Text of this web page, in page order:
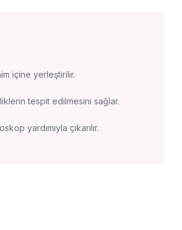
içine yerleştirilir.
tespit edilmesini sağlar.
yardımıyla çıkarılır.